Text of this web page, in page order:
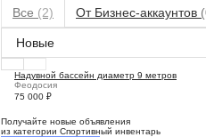
Все (2) От Бизнес-аккаунтов
Надувной бассейн диаметр 9 метров
Феодосия
75 000 ₽
Получайте новые объявления
из категории Спортивный инвентарь